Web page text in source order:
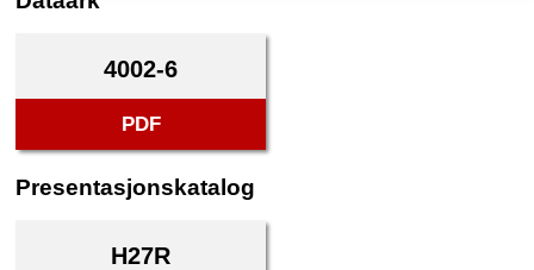
4002-6
PDF
Presentasjonskatalog
H27R